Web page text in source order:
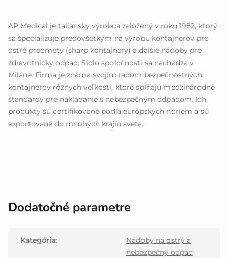
AP Medical je taliansky výrobca založený v roku 1982, ktorý
sa špecializuje predovšetkým na výrobu kontajnerov pre
ostré predmety (sharp kontajnery) a ďalšie nádoby pre
zdravotnícky odpad. Sídlo spoločnosti sa nachádza v
Miláne. Firma je známa svojím radom bezpečnostných
kontajnerov rôznych veľkostí, ktoré spĺňajú medzinárodné
štandardy pre nakladanie s nebezpečným odpadom. Ich
produkty sú certifikované podľa európskych noriem a sú
exportované do mnohých krajín sveta.
Dodatočné parametre
Kategória:
Nádoby na ostrý a
nebezpečný odpad